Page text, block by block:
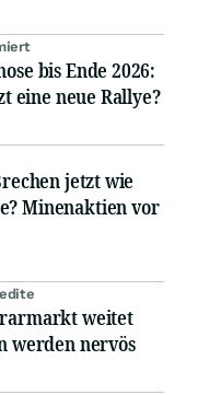
bis Ende 2026:
eine neue Rallye?
jetzt wie
Minenaktien vor
weitet
werden nervös